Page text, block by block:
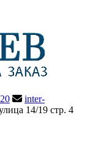
inter-
14/19 стр. 4